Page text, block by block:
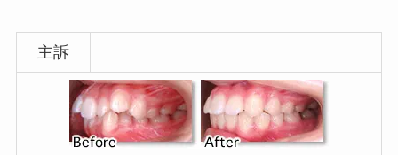
主訴